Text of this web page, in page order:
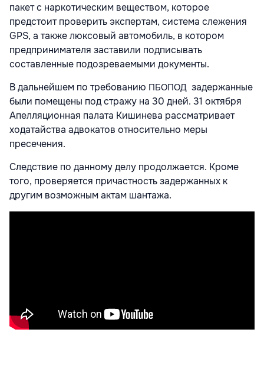
пакет с наркотическим веществом, которое
предстоит проверить экспертам, система слежения
GPS, а также люксовый автомобиль, в котором
предпринимателя заставили подписывать
составленные подозреваемыми документы.
В дальнейшем по требованию ПБОПОД задержанные
были помещены под стражу на 30 дней. 31 октября
Апелляционная палата Кишинева рассматривает
ходатайства адвокатов относительно меры
пресечения.
Следствие по данному делу продолжается. Кроме
того, проверяется причастность задержанных к
другим возможным актам шантажа.